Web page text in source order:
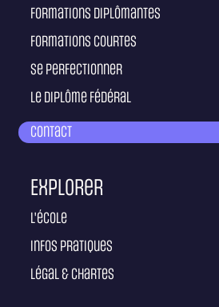
Formations diplômantes
Formations courtes
Se perfectionner
Le diplôme fédéral
Contact
Explorer
L'école
Infos pratiques
Légal & Chartes